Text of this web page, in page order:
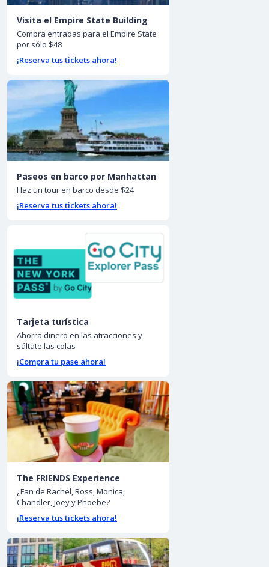
Visita el Empire State Building
Compra entradas para el Empire State
por sólo $48
¡Reserva tus tickets ahora!
Paseos en barco por Manhattan
Haz un tour en barco desde $24
¡Reserva tus tickets ahora!
Tarjeta turística
Ahorra dinero en las atracciones y
sáltate las colas
¡Compra tu pase ahora!
The FRIENDS Experience
¿Fan de Rachel, Ross, Monica,
Chandler, Joey y Phoebe?
¡Reserva tus tickets ahora!